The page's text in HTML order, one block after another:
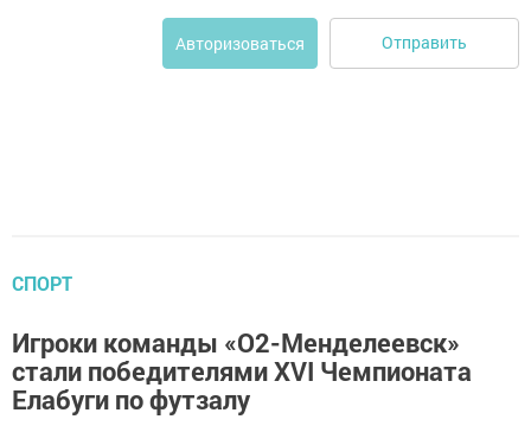
Авторизоваться Отправить
СПОРТ
Игроки команды «О2-Менделеевск»
стали победителями XVI Чемпионата
Елабуги по футзалу